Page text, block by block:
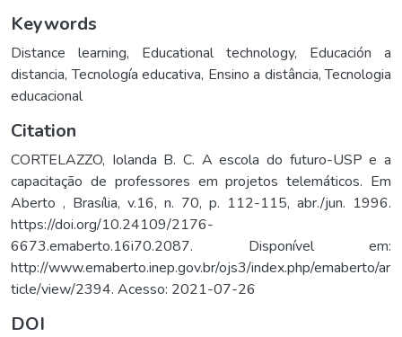
Keywords
Distance learning, Educational technology, Educación a
distancia,Tecnología educativa, Ensino a distância,Tecnologia
educacional
Citation
CORTELAZZO, Iolanda B. C. A escola do futuro-USP e a
capacitação de professores em projetos telemáticos. Em
Aberto , Brasília, v.16, n. 70, p. 112-115, abr./jun. 1996.
https://doi.org/10.24109/2176-
6673.emaberto.16i70.2087. Disponível em:
http://www.emaberto.inep.gov.br/ojs3/index.php/emaberto/ar
ticle/view/2394. Acesso: 2021-07-26
DOI